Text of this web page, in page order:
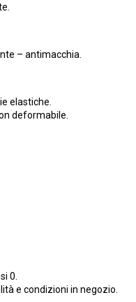
– antimacchia.
elastiche.
deformabile.
0.
e condizioni in negozio.